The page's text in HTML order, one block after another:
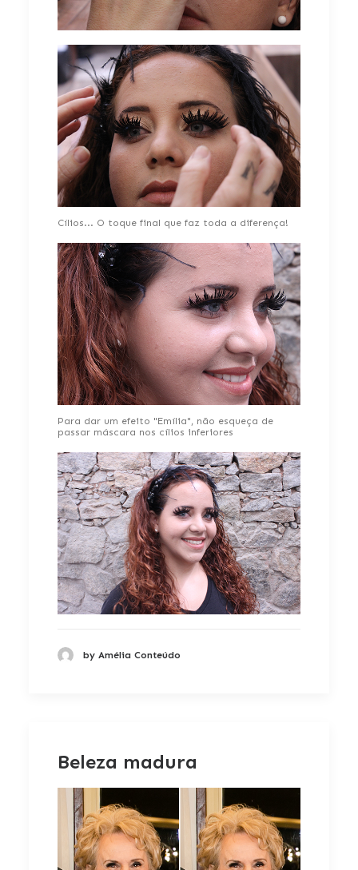
Cílios... O toque final que faz toda a diferença!
Para dar um efeito "Emília", não esqueça de
passar máscara nos cílios inferiores
by Amélia Conteúdo
Beleza madura